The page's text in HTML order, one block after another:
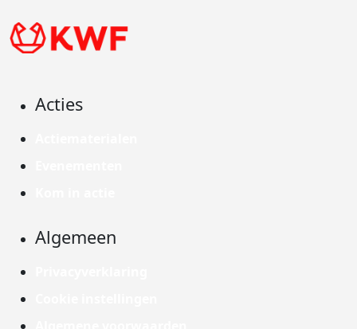
Acties
Algemeen